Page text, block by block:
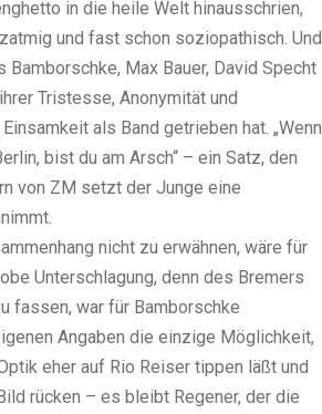
in die heile Welt hinausschrien,
und fast schon soziopathisch. Und
Max Bauer, David Specht
Tristesse, Anonymität und
als Band getrieben hat. „Wenn
bist du am Arsch“ – ein Satz, den
von ZM setzt der Junge eine
nicht zu erwähnen, wäre für
Unterschlagung, denn des Bremers
fassen, war für Bamborschke
Angaben die einzige Möglichkeit,
eher auf Rio Reiser tippen läßt und
rücken – es bleibt Regener, der die